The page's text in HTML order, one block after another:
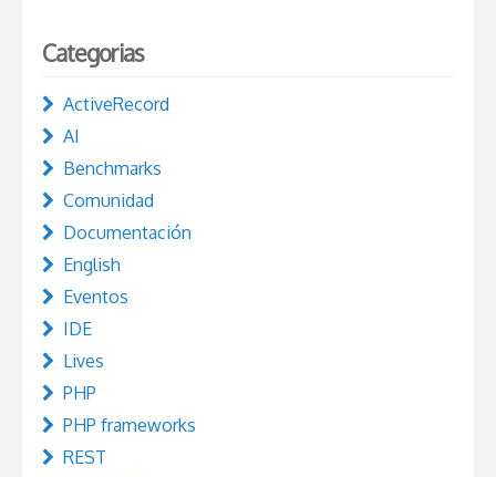
Categorias
ActiveRecord
AI
Benchmarks
Comunidad
Documentación
English
Eventos
IDE
Lives
PHP
PHP frameworks
REST